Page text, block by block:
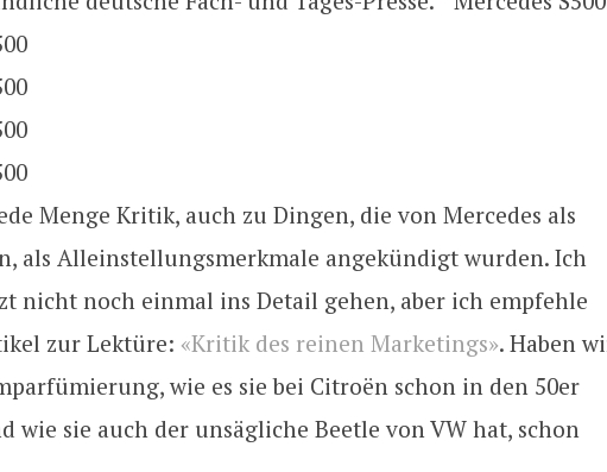
Menge Kritik, auch zu Dingen, die von Mercedes als
als Alleinstellungsmerkmale angekündigt wurden. Ich
nicht noch einmal ins Detail gehen, aber ich empfehle
zur Lektüre: «Kritik des reinen Marketings». Haben
wie es sie bei Citroën schon in den 50er
wie sie auch der unsägliche Beetle von VW hat, schon